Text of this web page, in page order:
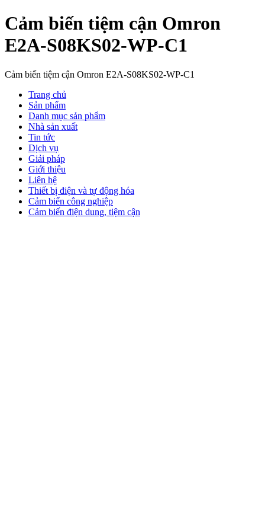
Cảm biến tiệm cận Omron
E2A-S08KS02-WP-C1
Cảm biến tiệm cận Omron E2A-S08KS02-WP-C1
Trang chủ
Sản phẩm
Danh mục sản phẩm
Nhà sản xuất
Tin tức
Dịch vụ
Giải pháp
Giới thiệu
Liên hệ
Thiết bị điện và tự động hóa
Cảm biến công nghiệp
Cảm biến điện dung, tiệm cận